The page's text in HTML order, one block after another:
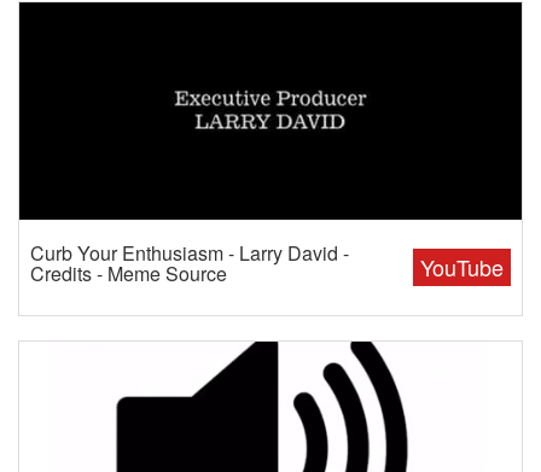
YouTube
Curb Your Enthusiasm - Larry David -
Credits - Meme Source